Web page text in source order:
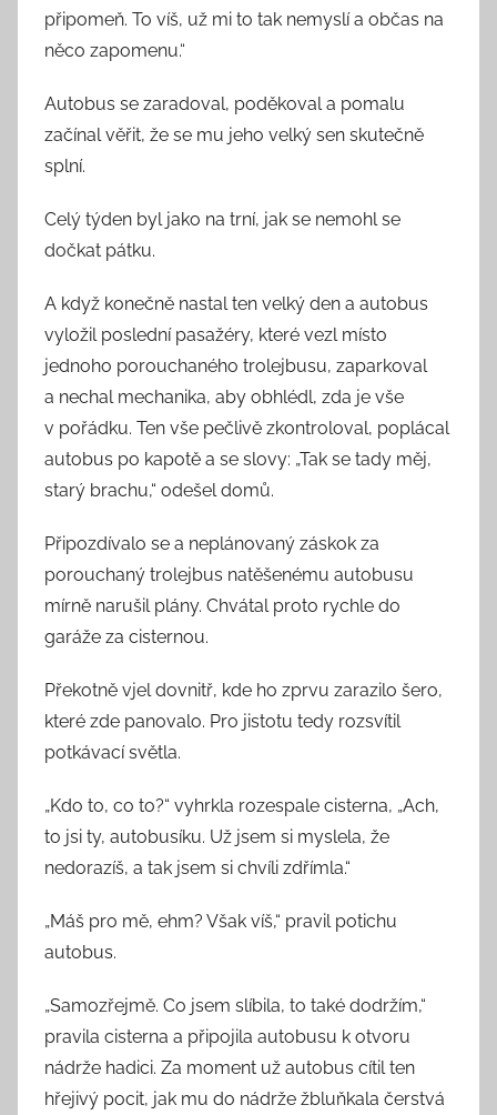
připomeň. To víš, už mi to tak nemyslí a občas na
něco zapomenu.“
Autobus se zaradoval, poděkoval a pomalu
začínal věřit, že se mu jeho velký sen skutečně
splní.
Celý týden byl jako na trní, jak se nemohl se
dočkat pátku.
A když konečně nastal ten velký den a autobus
vyložil poslední pasažéry, které vezl místo
jednoho porouchaného trolejbusu, zaparkoval
a nechal mechanika, aby obhlédl, zda je vše
v pořádku. Ten vše pečlivě zkontroloval, poplácal
autobus po kapotě a se slovy: „Tak se tady měj,
starý brachu,“ odešel domů.
Připozdívalo se a neplánovaný záskok za
porouchaný trolejbus natěšenému autobusu
mírně narušil plány. Chvátal proto rychle do
garáže za cisternou.
Překotně vjel dovnitř, kde ho zprvu zarazilo šero,
které zde panovalo. Pro jistotu tedy rozsvítil
potkávací světla.
„Kdo to, co to?“ vyhrkla rozespale cisterna, „Ach,
to jsi ty, autobusíku. Už jsem si myslela, že
nedorazíš, a tak jsem si chvíli zdřímla.“
„Máš pro mě, ehm? Však víš,“ pravil potichu
autobus.
„Samozřejmě. Co jsem slíbila, to také dodržím,“
pravila cisterna a připojila autobusu k otvoru
nádrže hadici. Za moment už autobus cítil ten
hřejivý pocit, jak mu do nádrže žbluňkala čerstvá